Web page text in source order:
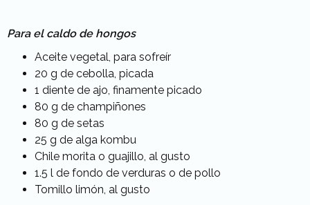
Para el caldo de hongos
Aceite vegetal, para sofreír
20 g de cebolla, picada
1 diente de ajo, finamente picado
80 g de champiñones
80 g de setas
25 g de alga kombu
Chile morita o guajillo, al gusto
1.5 l de fondo de verduras o de pollo
Tomillo limón, al gusto